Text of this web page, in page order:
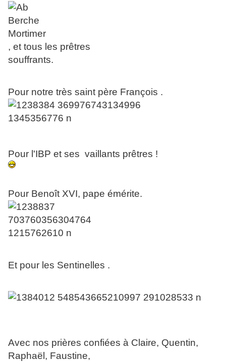
, et tous les prêtres
souffrants.
Pour notre très saint père François .
Pour l'IBP et ses vaillants prêtres !
Pour Benoît XVI, pape émérite.
Et pour les Sentinelles .
Avec nos prières confiées à Claire, Quentin,
Raphaël, Faustine,